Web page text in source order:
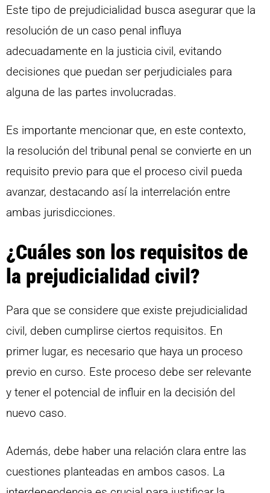
Este tipo de prejudicialidad busca asegurar que la
resolución de un caso penal influya
adecuadamente en la justicia civil, evitando
decisiones que puedan ser perjudiciales para
alguna de las partes involucradas.
Es importante mencionar que, en este contexto,
la resolución del tribunal penal se convierte en un
requisito previo para que el proceso civil pueda
avanzar, destacando así la interrelación entre
ambas jurisdicciones.
¿Cuáles son los requisitos de
la prejudicialidad civil?
Para que se considere que existe prejudicialidad
civil, deben cumplirse ciertos requisitos. En
primer lugar, es necesario que haya un proceso
previo en curso. Este proceso debe ser relevante
y tener el potencial de influir en la decisión del
nuevo caso.
Además, debe haber una relación clara entre las
cuestiones planteadas en ambos casos. La